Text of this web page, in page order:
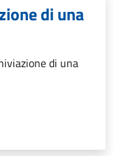
di una
di una